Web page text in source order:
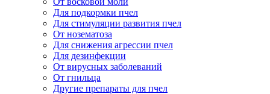
Для подкормки пчел
Для стимуляции развития пчел
От нозематоза
Для снижения агрессии пчел
Для дезинфекции
От вирусных заболеваний
От гнильца
Другие препараты для пчел